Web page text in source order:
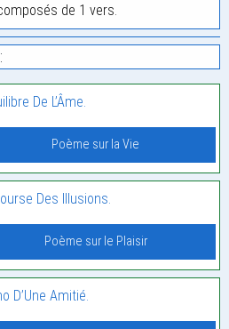
de 1 vers.
De L’Âme.
Poème sur la Vie
Des Illusions.
Poème sur le Plaisir
D’Une Amitié.